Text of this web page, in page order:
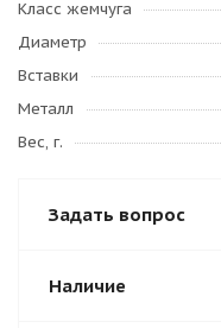
Класс жемчуга
Диаметр
Вставки
Металл
Вес, г.
Задать вопрос
Наличие